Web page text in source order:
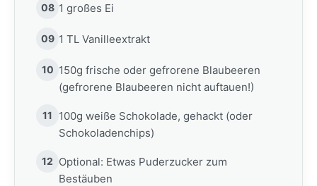
08 1 großes Ei
09 1 TL Vanilleextrakt
10 150g frische oder gefrorene Blaubeeren
(gefrorene Blaubeeren nicht auftauen!)
11
100g weiße Schokolade, gehackt (oder
Schokoladenchips)
12 Optional: Etwas Puderzucker zum
Bestäuben